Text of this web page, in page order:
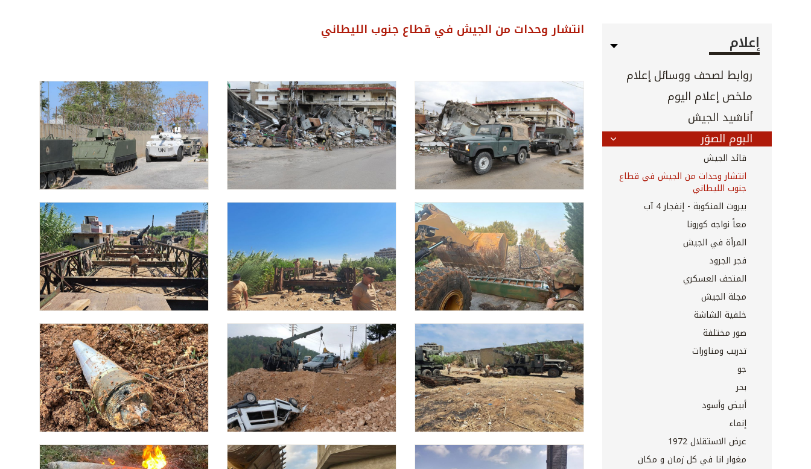
إعلام
روابط لصحف ووسائل إعلام
ملخص إعلام اليوم
أناشيد الجيش
البوم الصوَر
قائد الجيش
انتشار وحدات من الجيش في قطاع
جنوب الليطاني
بيروت المنكوبة - إنفجار 4 آب
معاً نواجه كورونا
المرأة في الجيش
فجر الجرود
المتحف العسكري
مجلة الجيش
خلفية الشاشة
صور مختلفة
تدريب ومناورات
جو
بحر
أبيض وأسود
إنماء
عرض الاستقلال 1972
مغوار انا في كل زمان و مكان
انتشار وحدات من الجيش في قطاع جنوب الليطاني